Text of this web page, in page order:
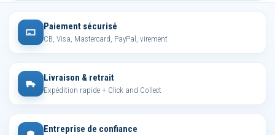
Paiement sécurisé
CB, Visa, Mastercard, PayPal, virement
Livraison & retrait
Expédition rapide + Click and Collect
Entreprise de confiance